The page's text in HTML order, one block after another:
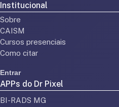
Institucional
Sobre
CAISM
Cursos presenciais
Como citar
Entrar
APPs do Dr Pixel
BI-RADS MG